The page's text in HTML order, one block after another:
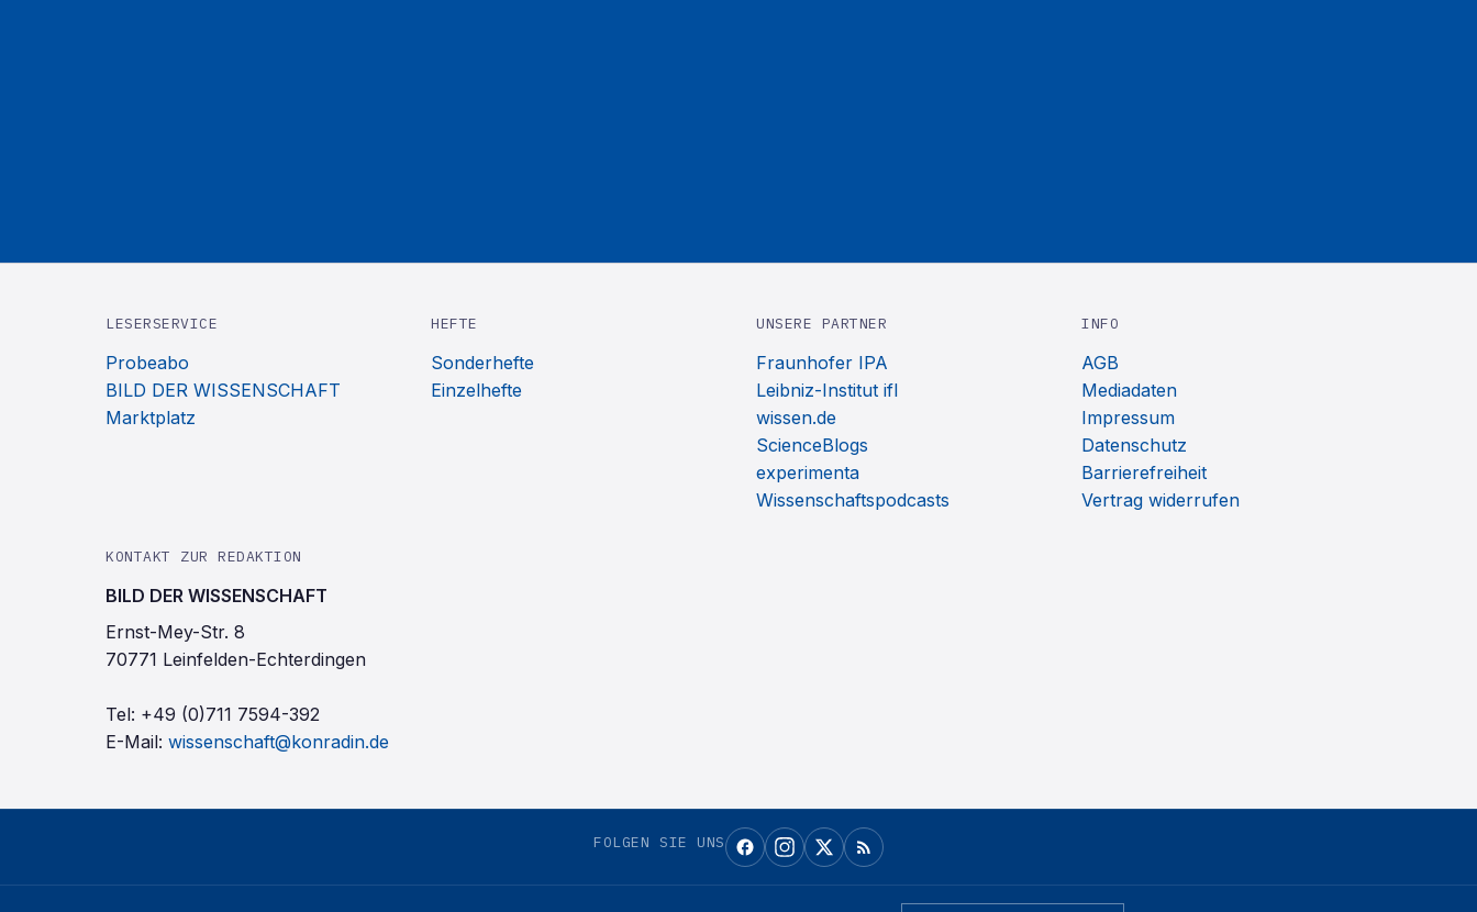
LESERSERVICE
Probeabo
BILD DER WISSENSCHAFT
Marktplatz
HEFTE
Sonderhefte
Einzelhefte
UNSERE PARTNER
Fraunhofer IPA
Leibniz-Institut ifl
wissen.de
ScienceBlogs
experimenta
Wissenschaftspodcasts
INFO
AGB
Mediadaten
Impressum
Datenschutz
Barrierefreiheit
Vertrag widerrufen
KONTAKT ZUR REDAKTION
BILD DER WISSENSCHAFT
Ernst-Mey-Str. 8
70771 Leinfelden-Echterdingen
Tel: +49 (0)711 7594-392
E-Mail: wissenschaft@konradin.de
FOLGEN SIE UNS